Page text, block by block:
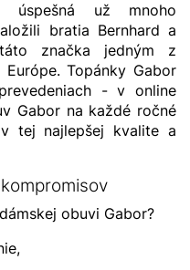
úspešná už mnoho
bratia Bernhard a
značka jedným z
Topánky Gabor
- v online
Gabor na každé ročné
tej najlepšej kvalite a
obuvi Gabor?